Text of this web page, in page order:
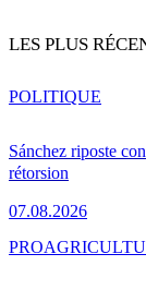
LES PLUS
Sánchez riposte
rétorsion
07.08.2026
POLITIQUE
PRO